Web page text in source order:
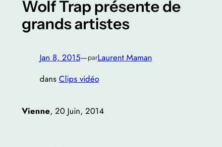
Wolf Trap présente de
grands artistes
Jan 8, 2015—parLaurent Maman
dans Clips vidéo
Vienne, 20 Juin, 2014